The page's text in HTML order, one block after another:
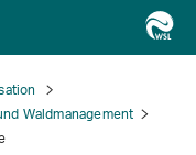
Waldmanagement